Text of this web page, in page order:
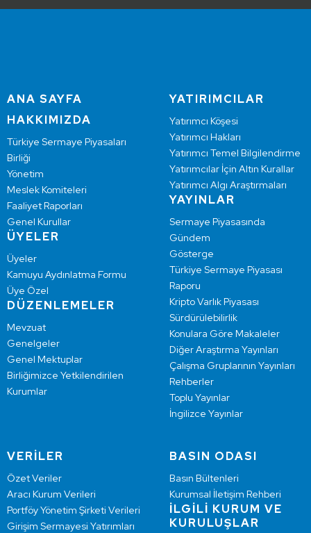
ANA SAYFA
HAKKIMIZDA
Türkiye Sermaye Piyasaları
Birliği
Yönetim
Meslek Komiteleri
Faaliyet Raporları
Genel Kurullar
ÜYELER
Üyeler
Kamuyu Aydınlatma Formu
Üye Özel
DÜZENLEMELER
Mevzuat
Genelgeler
Genel Mektuplar
Birliğimizce Yetkilendirilen
Kurumlar
YATIRIMCILAR
Yatırımcı Köşesi
Yatırımcı Hakları
Yatırımcı Temel Bilgilendirme
Yatırımcılar İçin Altın Kurallar
Yatırımcı Algı Araştırmaları
YAYINLAR
Sermaye Piyasasında
Gündem
Gösterge
Türkiye Sermaye Piyasası
Raporu
Kripto Varlık Piyasası
Sürdürülebilirlik
Konulara Göre Makaleler
Diğer Araştırma Yayınları
Çalışma Gruplarının Yayınları
Rehberler
Toplu Yayınlar
İngilizce Yayınlar
VERİLER
Özet Veriler
Aracı Kurum Verileri
Portföy Yönetim Şirketi Verileri
Girişim Sermayesi Yatırımları
BASIN ODASI
Basın Bültenleri
Kurumsal İletişim Rehberi
İLGİLİ KURUM VE
KURULUŞLAR